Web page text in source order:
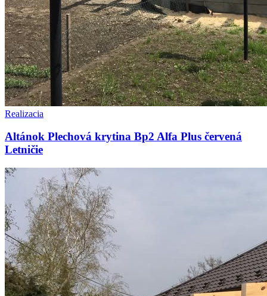
Realizacia
Altánok Plechová krytina Bp2 Alfa Plus červená
Letničie